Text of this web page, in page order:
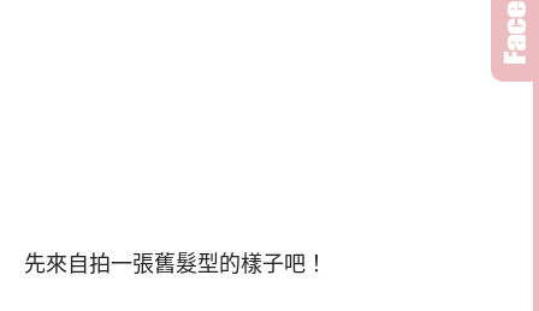
先來自拍一張舊髮型的樣子吧！